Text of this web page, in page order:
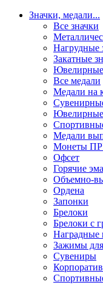
Значки, медали...
Все значки
Нагрудные
Закатные
Ювелирные
Все медали
Медали на
Медали
Монеты
Офсет
Горячие
Объемно-
Ордена
Запонки
Брелоки
Брелоки с
Наградные
Зажимы для
Сувениры